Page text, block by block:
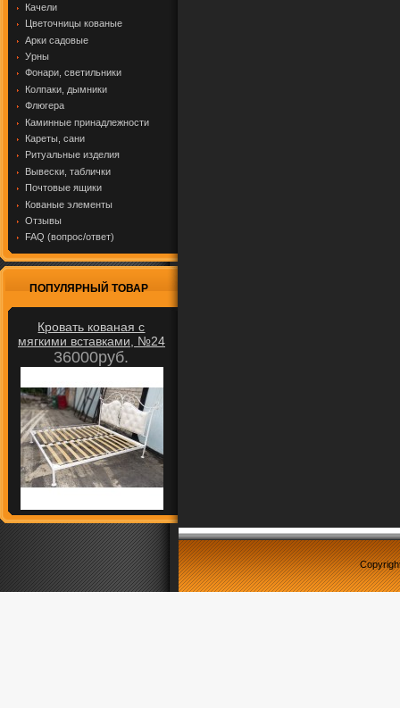
Качели
Цветочницы кованые
Арки садовые
Урны
Фонари, светильники
Колпаки, дымники
Флюгера
Каминные принадлежности
Кареты, сани
Ритуальные изделия
Вывески, таблички
Почтовые ящики
Кованые элементы
Отзывы
FAQ (вопрос/ответ)
ПОПУЛЯРНЫЙ ТОВАР
Кровать кованая с
мягкими вставками, №24
36000руб.